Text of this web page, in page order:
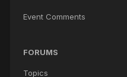
Event Comments
FORUMS
Topics